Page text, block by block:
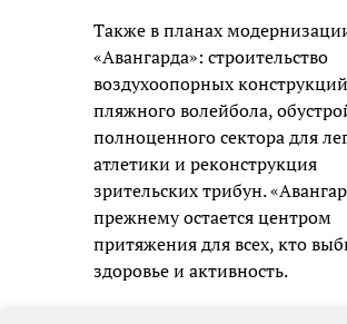
Также в планах
«Авангарда»: строительство
воздухоопорных
пляжного волейбола,
полноценного сектора для
атлетики и реконструкция
зрительских трибун.
прежнему остается центром
притяжения для всех, кто
здоровье и активность.